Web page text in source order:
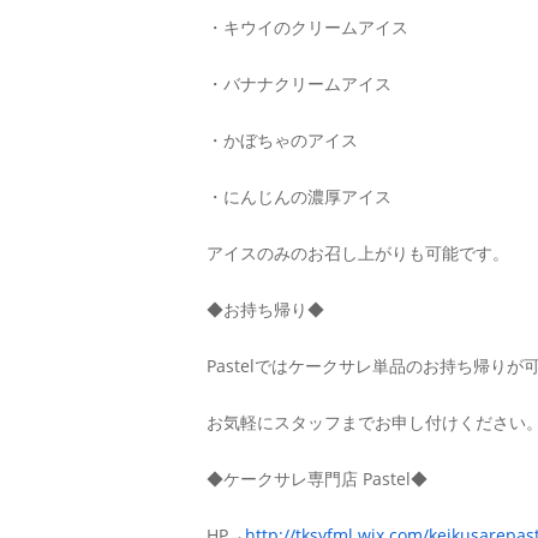
・キウイのクリームアイス
・バナナクリームアイス
・かぼちゃのアイス
・にんじんの濃厚アイス
アイスのみのお召し上がりも可能です。
◆お持ち帰り◆
Pastelではケークサレ単品のお持ち帰りが可
お気軽にスタッフまでお申し付けください。
◆ケークサレ専門店 Pastel◆